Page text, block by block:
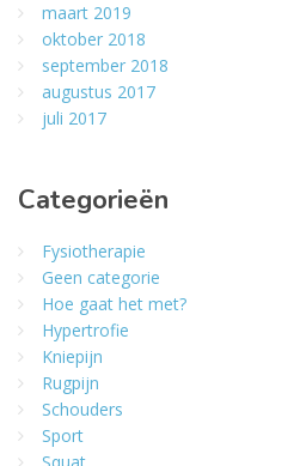
maart 2019
oktober 2018
september 2018
augustus 2017
juli 2017
Categorieën
Fysiotherapie
Geen categorie
Hoe gaat het met?
Hypertrofie
Kniepijn
Rugpijn
Schouders
Sport